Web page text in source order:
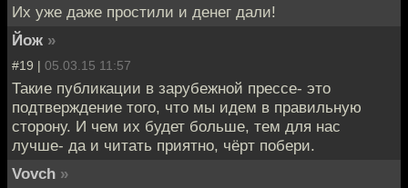
Их уже даже простили и денег дали!
Йож »
#19 | 05.03.15 11:57
Такие публикации в зарубежной прессе- это
подтверждение того, что мы идем в правильную
сторону. И чем их будет больше, тем для нас
лучше- да и читать приятно, чёрт побери.
Vovch »